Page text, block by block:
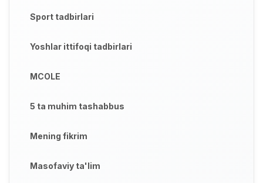
Sport tadbirlari
Yoshlar ittifoqi tadbirlari
MCOLE
5 ta muhim tashabbus
Mening fikrim
Masofaviy ta'lim